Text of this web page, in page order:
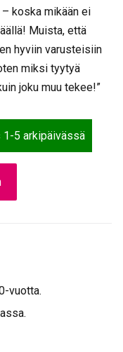
– koska mikään ei
Muista, että
hyviin varusteisiin
miksi tyytyä
joku muu tekee!”
5 arkipäivässä
vuotta.